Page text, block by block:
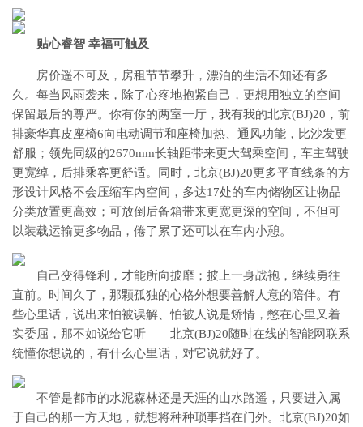
贴心睿智 幸福可触及
房价遥不可及，房租节节攀升，漂泊的生活不知还有多
久。每当风雨袭来，除了心疼地抱紧自己，更想用独立的空间
保留最后的尊严。你有你的两室一厅，我有我的北京(BJ)20，前
排豪华真皮座椅6向电动调节和座椅加热、通风功能，比沙发更
舒服；领先同级的2670mm长轴距带来更大驾乘空间，车主驾驶
更宽绰，后排乘客更舒适。同时，北京(BJ)20更多平直线条的方
形设计风格不会压缩车内空间，多达17处的车内储物区让物品
分类放置更高效；可放倒后备箱带来更宽更深的空间，不但可
以装载运输更多物品，倦了累了还可以在车内小憩。
自己变得锋利，才能所向披靡；披上一身战袍，继续勇往
直前。时间久了，那颗孤独的心格外想要善解人意的陪伴。有
些心里话，说出来怕被误解、怕被人说是矫情，憋在心里又着
实委屈，那不如说给它听——北京(BJ)20随时在线的智能网联系
统懂你想说的，有什么心里话，对它说就好了。
不管是都市的水泥森林还是天涯的山水路遥，只要进入属
于自己的那一方天地，就想将种种琐事挡在门外。北京(BJ)20如